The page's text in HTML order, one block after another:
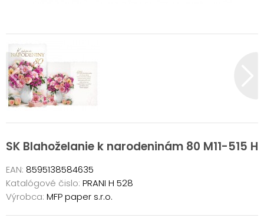
SK Blahoželanie k narodeninám 80 M11-515 H
EAN: 8595138584635
Katalógové čislo: PRANI H 528
Výrobca: MFP paper s.r.o.